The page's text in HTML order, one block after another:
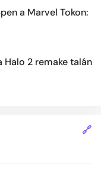
a Marvel Tokon:
Halo 2 remake talán
🔗